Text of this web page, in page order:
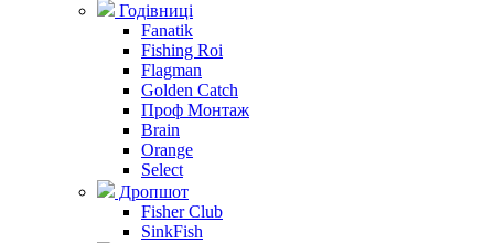
Годівниці
Fanatik
Fishing Roi
Flagman
Golden Catch
Проф Монтаж
Brain
Orange
Select
Дропшот
Fisher Club
SinkFish